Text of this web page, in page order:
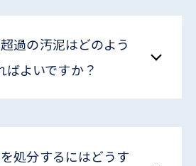
過の汚泥はどのよう
ばよいですか？
処分するにはどうす